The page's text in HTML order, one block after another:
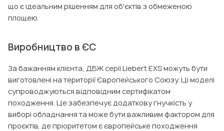
що є ідеальним рішенням для об'єктів з обмеженою
площею.
Виробництво в ЄС
За бажанням клієнта, ДБЖ серії Liebert EXS можуть бути
виготовлені на території Європейського Союзу. Ці моделі
супроводжуються відповідним сертифікатом
походження. Це забезпечує додаткову гнучкість у
виборі обладнання та може бути важливим фактором для
проєктів, де пріоритетом є європейське походження